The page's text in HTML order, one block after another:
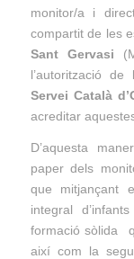
monitor/a i
compartit de les
Sant Gervasi
l’autorització de
Servei Català
acreditar
D’aquesta
paper dels
que mitjançant
integral
formació sòlida
així com la